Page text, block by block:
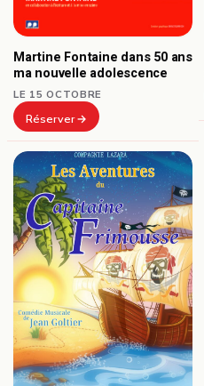
Martine Fontaine dans 50 ans
ma nouvelle adolescence
LE 15 OCTOBRE
Réserver